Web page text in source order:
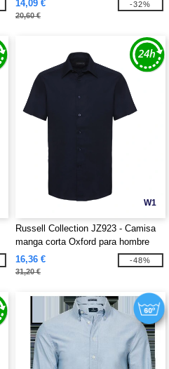
14,09 €
20,60 €
-32%
W1
Russell Collection JZ923 - Camisa
manga corta Oxford para hombre
16,36 €
31,20 €
-48%